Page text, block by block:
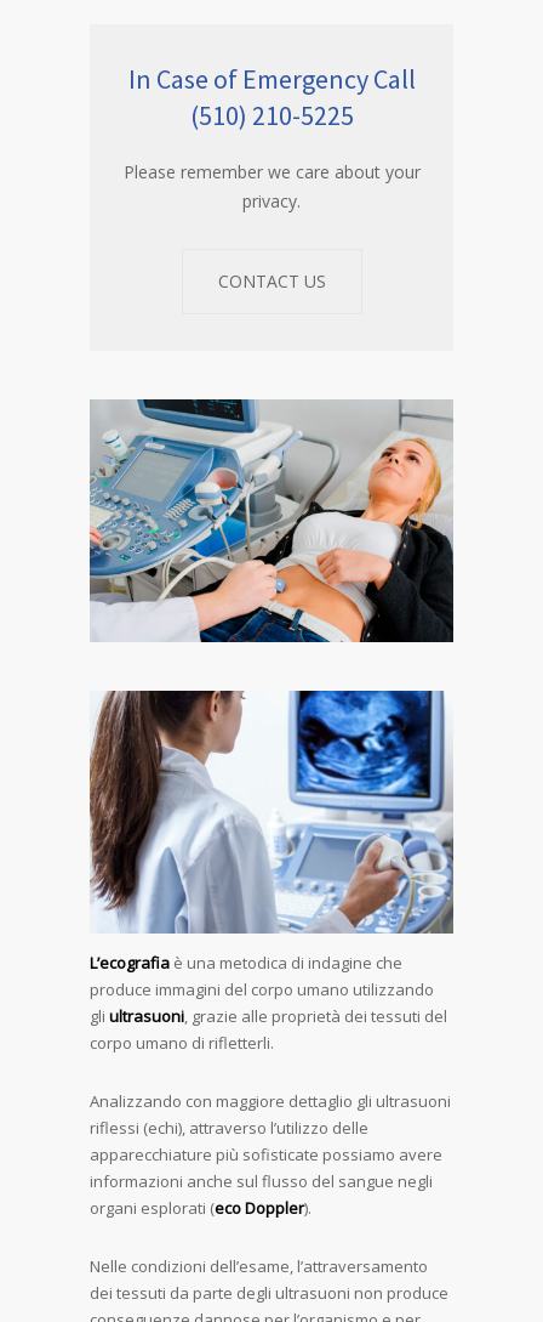
In Case of Emergency Call
(510) 210-5225
Please remember we care about your
privacy.
CONTACT US
L’ecografia è una metodica di indagine che
produce immagini del corpo umano utilizzando
gli ultrasuoni, grazie alle proprietà dei tessuti del
corpo umano di rifletterli.
Analizzando con maggiore dettaglio gli ultrasuoni
riflessi (echi), attraverso l’utilizzo delle
apparecchiature più sofisticate possiamo avere
informazioni anche sul flusso del sangue negli
organi esplorati (eco Doppler).
Nelle condizioni dell’esame, l’attraversamento
dei tessuti da parte degli ultrasuoni non produce